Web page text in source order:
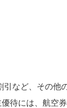
など、その他
待には、航空券